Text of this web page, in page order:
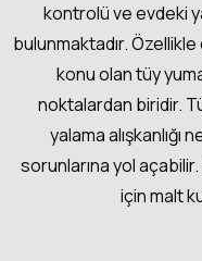
kontrolü ve evdeki
bulunmaktadır.
konu olan tüy
noktalardan biridir.
yalama alışkanlığı
sorunlarına yol
için malt